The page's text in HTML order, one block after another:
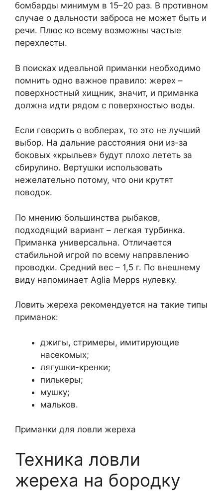
бомбарды минимум в 15–20 раз. В противном
случае о дальности заброса не может быть и
речи. Плюс ко всему возможны частые
перехлесты.
В поисках идеальной приманки необходимо
помнить одно важное правило: жерех –
поверхностный хищник, значит, и приманка
должна идти рядом с поверхностью воды.
Если говорить о воблерах, то это не лучший
выбор. На дальние расстояния они из-за
боковых «крыльев» будут плохо лететь за
сбирулино. Вертушки использовать
нежелательно потому, что они крутят
поводок.
По мнению большинства рыбаков,
подходящий вариант – легкая турбинка.
Приманка универсальна. Отличается
стабильной игрой по всему направлению
проводки. Средний вес – 1,5 г. По внешнему
виду напоминает Aglia Mepps нулевку.
Ловить жереха рекомендуется на такие типы
приманок:
джигы, стримеры, имитирующие
насекомых;
лягушки-кренки;
пилькеры;
мушку;
мальков.
Приманки для ловли жереха
Техника ловли
жереха на бородку